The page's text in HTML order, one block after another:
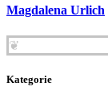
Magdalena Urlich
❦
Kategorie